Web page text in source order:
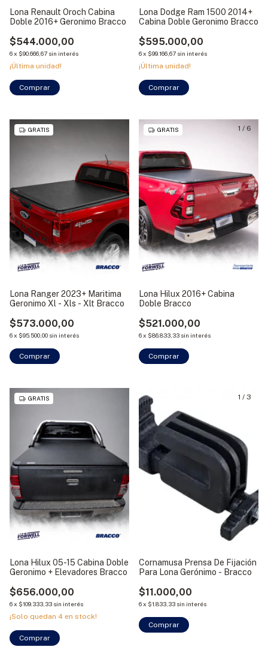
Lona Renault Oroch Cabina
Doble 2016+ Geronimo Bracco
$544.000,00
6x $90.666,67 sin interés
¡Última unidad!
Lona Dodge Ram 1500 2014+
Cabina Doble Geronimo Bracco
$595.000,00
6x $99.166,67 sin interés
¡Última unidad!
Comprar
GRATIS
Lona Ranger 2023+ Maritima
Geronimo Xl - Xls - Xlt Bracco
$573.000,00
6x $95.500,00 sin interés
Comprar
1 / 6
GRATIS
Lona Hilux 2016+ Cabina
Doble Bracco
$521.000,00
6x $86.833,33 sin interés
GRATIS
Lona Hilux 05-15 Cabina Doble
Geronimo + Elevadores Bracco
$656.000,00
6x $109.333,33 sin interés
¡Solo quedan 4 en stock!
1 / 3
Cornamusa Prensa De Fijación
Para Lona Gerónimo - Bracco
$11.000,00
6x $1.833,33 sin interés